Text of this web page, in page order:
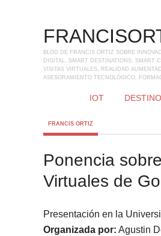
BLOG DE FRANCIS ORTIZ SOBRE
DIGITAL, SMART DESTINATIONS, SMART
VISITAS VIRTUALES, REALIDAD
ASESORAMIENTO TECNOLÓGICO,
IOT
FRANCIS ORTIZ
Ponencia
Virtuales de
Presentación en la
Organizada por: Agustin